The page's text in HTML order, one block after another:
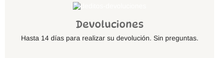
Devoluciones
Hasta 14 días para realizar su devolución. Sin preguntas.